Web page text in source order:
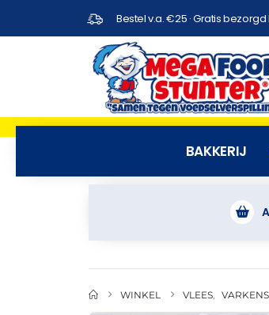
Bestel v.a. €25 · Gratis bezorgd
BAKKERIJ
WINKEL VLEES